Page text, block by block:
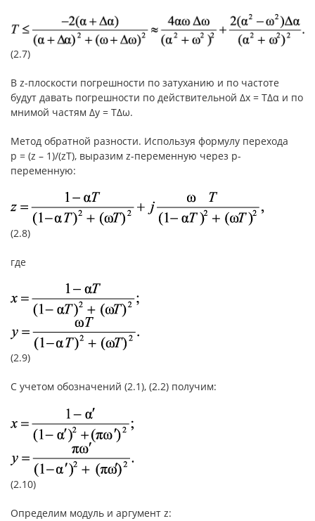
(2.7)
В z-плоскости погрешности по затуханию и по частоте
будут давать погрешности по действительной Δx = TΔα и по
мнимой частям Δy = TΔω.
Метод обратной разности. Используя формулу перехода
p = (z – 1)/(zT), выразим z-переменную через p-
переменную:
(2.8)
где
(2.9)
С учетом обозначений (2.1), (2.2) получим:
(2.10)
Определим модуль и аргумент z: